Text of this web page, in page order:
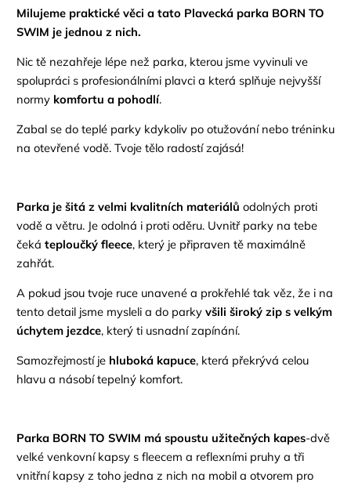
Milujeme praktické věci a tato Plavecká parka BORN TO
SWIM je jednou z nich.
Nic tě nezahřeje lépe než parka, kterou jsme vyvinuli ve
spolupráci s profesionálními plavci a která splňuje nejvyšší
normy komfortu a pohodlí.
Zabal se do teplé parky kdykoliv po otužování nebo tréninku
na otevřené vodě. Tvoje tělo radostí zajásá!
Parka je šitá z velmi kvalitních materiálů odolných proti
vodě a větru. Je odolná i proti oděru. Uvnitř parky na tebe
čeká teploučký fleece, který je připraven tě maximálně
zahřát.
A pokud jsou tvoje ruce unavené a prokřehlé tak věz, že i na
tento detail jsme mysleli a do parky všili široký zip s velkým
úchytem jezdce, který ti usnadní zapínání.
Samozřejmostí je hluboká kapuce, která překrývá celou
hlavu a násobí tepelný komfort.
Parka BORN TO SWIM má spoustu užitečných kapes-dvě
velké venkovní kapsy s fleecem a reflexními pruhy a tři
vnitřní kapsy z toho jedna z nich na mobil a otvorem pro